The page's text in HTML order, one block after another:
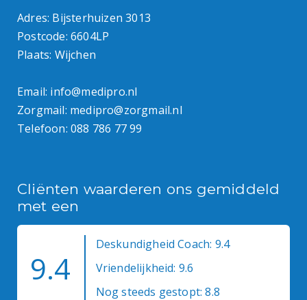
Adres: Bijsterhuizen 3013
Postcode: 6604LP
Plaats: Wijchen
Email: info@medipro.nl
Zorgmail: medipro@zorgmail.nl
Telefoon: 088 786 77 99
Cliënten waarderen ons gemiddeld
met een
9.4
Deskundigheid Coach: 9.4
Vriendelijkheid: 9.6
Nog steeds gestopt: 8.8